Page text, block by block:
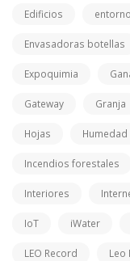
Edificios
Envasadoras botellas
Expoquimia
Gateway Granja
Hojas Humedad
Incendios forestales
Interiores
IoT iWater
LEO Record Leo